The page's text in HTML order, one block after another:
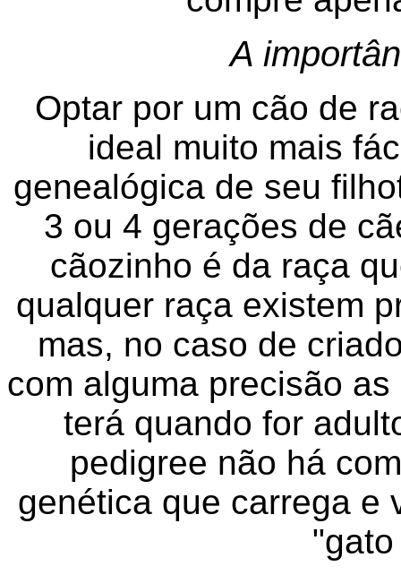
A
Optar por um cão de
ideal muito mais
genealógica de seu
3 ou 4 gerações de
cãozinho é da raça
qualquer raça existem
mas, no caso de
com alguma precisão
terá quando for
pedigree não há
genética que carrega e